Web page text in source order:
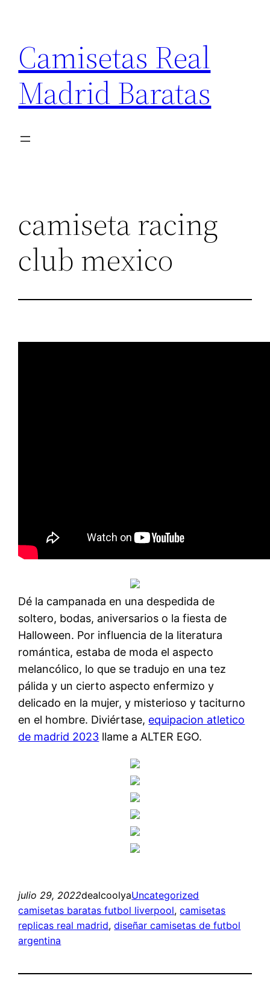
contenido
Camisetas Real
Madrid Baratas
camiseta racing
club mexico
Dé la campanada en una despedida de
soltero, bodas, aniversarios o la fiesta de
Halloween. Por influencia de la literatura
romántica, estaba de moda el aspecto
melancólico, lo que se tradujo en una tez
pálida y un cierto aspecto enfermizo y
delicado en la mujer, y misterioso y taciturno
en el hombre. Diviértase, equipacion atletico
de madrid 2023 llame a ALTER EGO.
julio 29, 2022dealcoolyaUncategorized
camisetas baratas futbol liverpool, camisetas
replicas real madrid, diseñar camisetas de futbol
argentina